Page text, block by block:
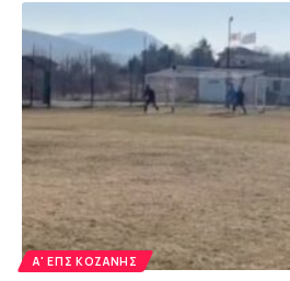
Α' ΕΠΣ ΚΟΖΆΝΗΣ